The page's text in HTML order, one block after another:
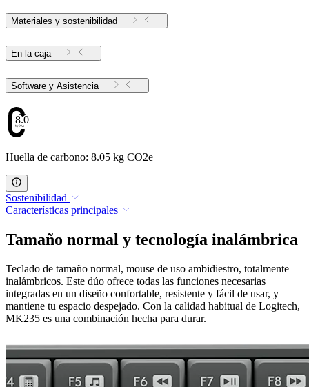
Materiales y sostenibilidad
En la caja
Software y Asistencia
8.05
Huella de carbono: 8.05 kg CO2e
Sostenibilidad
Características principales
Tamaño normal y tecnología inalámbrica
Teclado de tamaño normal, mouse de uso ambidiestro, totalmente
inalámbricos. Este dúo ofrece todas las funciones necesarias
integradas en un diseño confortable, resistente y fácil de usar, y
mantiene tu espacio despejado. Con la calidad habitual de Logitech,
MK235 es una combinación hecha para durar.